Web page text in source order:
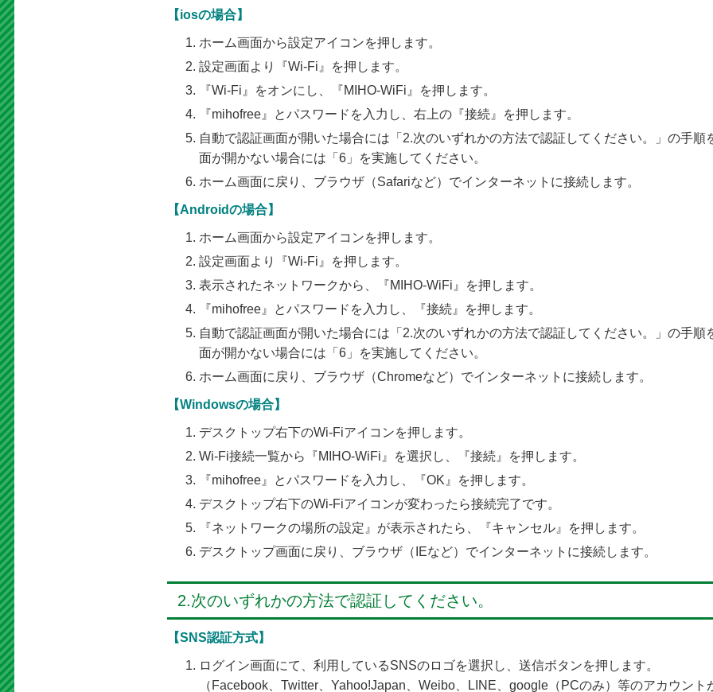
【iosの場合】
ホーム画面から設定アイコンを押します。
設定画面より『Wi-Fi』を押します。
『Wi-Fi』をオンにし、『MIHO‐WiFi』を押します。
『mihofree』とパスワードを入力し、右上の『接続』を押します。
自動で認証画面が開いた場合には「2.次のいずれかの方法で認証してください。」の手順
面が開かない場合には「6」を実施してください。
ホーム画面に戻り、ブラウザ（Safariなど）でインターネットに接続します。
【Androidの場合】
ホーム画面から設定アイコンを押します。
設定画面より『Wi-Fi』を押します。
表示されたネットワークから、『MIHO-WiFi』を押します。
『mihofree』とパスワードを入力し、『接続』を押します。
自動で認証画面が開いた場合には「2.次のいずれかの方法で認証してください。」の手順
面が開かない場合には「6」を実施してください。
ホーム画面に戻り、ブラウザ（Chromeなど）でインターネットに接続します。
【Windowsの場合】
デスクトップ右下のWi-Fiアイコンを押します。
Wi-Fi接続一覧から『MIHO-WiFi』を選択し、『接続』を押します。
『mihofree』とパスワードを入力し、『OK』を押します。
デスクトップ右下のWi-Fiアイコンが変わったら接続完了です。
『ネットワークの場所の設定』が表示されたら、『キャンセル』を押します。
デスクトップ画面に戻り、ブラウザ（IEなど）でインターネットに接続します。
2.次のいずれかの方法で認証してください。
【SNS認証方式】
ログイン画面にて、利用しているSNSのロゴを選択し、送信ボタンを押します。
（Facebook、Twitter、Yahoo!Japan、Weibo、LINE、google（PCのみ）等のアカウント